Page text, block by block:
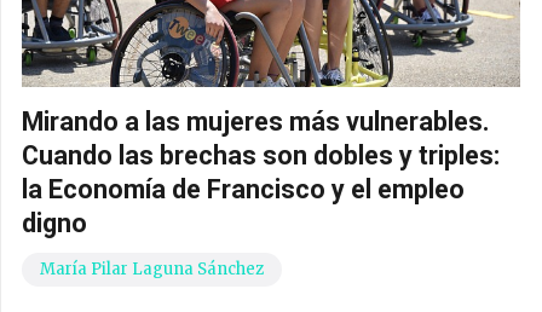
Mirando a las mujeres más vulnerables.
Cuando las brechas son dobles y triples:
la Economía de Francisco y el empleo
digno
María Pilar Laguna Sánchez